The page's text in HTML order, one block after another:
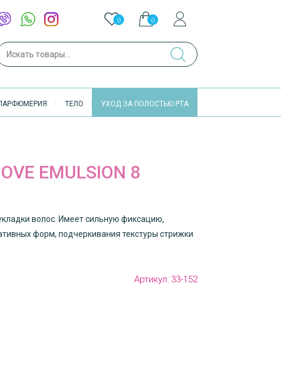
0 0
ТЕЛО УХОД ЗА ПОЛОСТЬЮ РТА
EMULSION 8
волос. Имеет сильную фиксацию,
форм, подчеркивания текстуры стрижки
Артикул: 33-152